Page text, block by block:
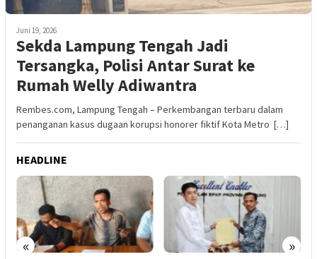
Juni 19, 2026
Sekda Lampung Tengah Jadi
Tersangka, Polisi Antar Surat ke
Rumah Welly Adiwantra
Rembes.com, Lampung Tengah – Perkembangan terbaru dalam
penanganan kasus dugaan korupsi honorer fiktif Kota Metro […]
HEADLINE
« »